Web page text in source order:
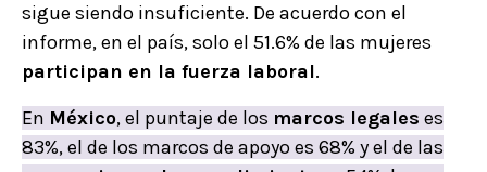
sigue siendo insuficiente. De acuerdo con el
informe, en el país, solo el 51.6% de las mujeres
participan en la fuerza laboral.
En México, el puntaje de los marcos legales es
83%, el de los marcos de apoyo es 68% y el de las